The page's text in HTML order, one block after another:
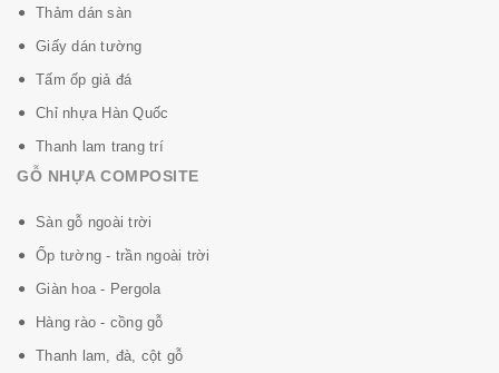
Thảm dán sàn
Giấy dán tường
Tấm ốp giả đá
Chỉ nhựa Hàn Quốc
Thanh lam trang trí
GỖ NHỰA COMPOSITE
Sàn gỗ ngoài trời
Ốp tường - trần ngoài trời
Giàn hoa - Pergola
Hàng rào - cồng gỗ
Thanh lam, đà, cột gỗ